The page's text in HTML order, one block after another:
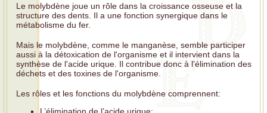
Le molybdène joue un rôle dans la croissance osseuse et la
structure des dents. Il a une fonction synergique dans le
métabolisme du fer.
Mais le molybdène, comme le manganèse, semble participer
aussi à la détoxication de l'organisme et il intervient dans la
synthèse de l'acide urique. Il contribue donc à l'élimination des
déchets et des toxines de l'organisme.
Les rôles et les fonctions du molybdène comprennent: